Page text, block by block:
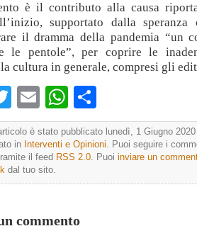
è il contributo alla causa
supportato dalla
il dramma della pandemia “un
le pentole”, per coprire le
la cultura in generale, compresi gli
TwitterEmailWhatsApp
è stato pubblicato lunedì, 1 Giugno
in Interventi e Opinioni. Puoi seguire i
il feed RSS 2.0. Puoi inviare un
dal tuo sito.
commento